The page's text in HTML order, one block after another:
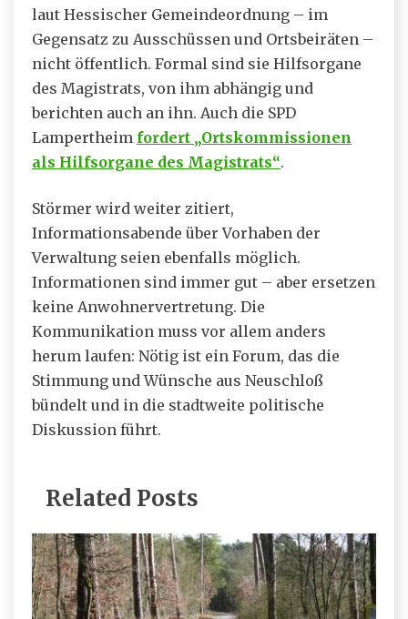
laut Hessischer Gemeindeordnung – im
Gegensatz zu Ausschüssen und Ortsbeiräten –
nicht öffentlich. Formal sind sie Hilfsorgane
des Magistrats, von ihm abhängig und
berichten auch an ihn. Auch die SPD
Lampertheim fordert „Ortskommissionen
als Hilfsorgane des Magistrats“.
Störmer wird weiter zitiert,
Informationsabende über Vorhaben der
Verwaltung seien ebenfalls möglich.
Informationen sind immer gut – aber ersetzen
keine Anwohnervertretung. Die
Kommunikation muss vor allem anders
herum laufen: Nötig ist ein Forum, das die
Stimmung und Wünsche aus Neuschloß
bündelt und in die stadtweite politische
Diskussion führt.
Related Posts